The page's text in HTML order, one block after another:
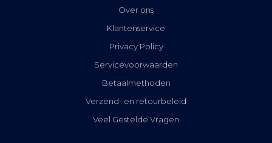
Over ons
Klantenservice
Privacy Policy
Servicevoorwaarden
Betaalmethoden
Verzend- en retourbeleid
Veel Gestelde Vragen